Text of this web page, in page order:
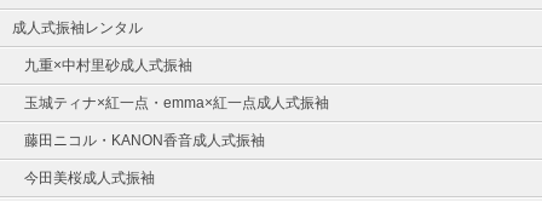
成人式振袖レンタル
九重×中村里砂成人式振袖
玉城ティナ×紅一点・emma×紅一点成人式振袖
藤田ニコル・KANON香音成人式振袖
今田美桜成人式振袖